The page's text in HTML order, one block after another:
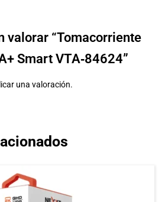
valorar “Tomacorriente
Smart VTA‑84624”
una valoración.